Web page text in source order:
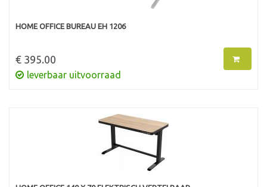
HOME OFFICE BUREAU EH 1206
€ 395.00
leverbaar uitvoorraad